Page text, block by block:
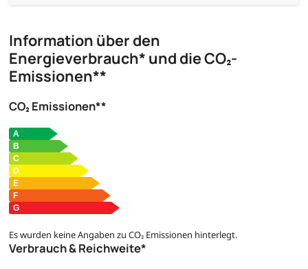
Information über den
Energieverbrauch* und die CO₂-
Emissionen**
CO₂ Emissionen**
Es wurden keine Angaben zu CO₂ Emissionen hinterlegt.
Verbrauch & Reichweite*